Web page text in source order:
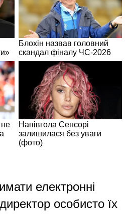
електронні
особисто їх